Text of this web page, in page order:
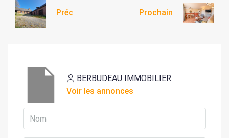
Préc Prochain
BERBUDEAU IMMOBILIER
Voir les annonces